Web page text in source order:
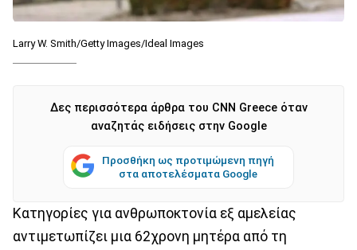
Larry W. Smith/Getty Images/Ideal Images
Δες περισσότερα άρθρα του CNN Greece όταν
αναζητάς ειδήσεις στην Google
Προσθήκη ως προτιμώμενη πηγή
στα αποτελέσματα Google
Κατηγορίες για ανθρωποκτονία εξ αμελείας
αντιμετωπίζει μια 62χρονη μητέρα από τη